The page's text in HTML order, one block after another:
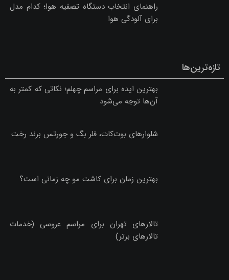
راهنمای انتخاب دستگاه تصفیه هوا؛ کدام مدل
برای آلودگی هوا
تازه‌ترین‌ها
بهترین ایده برای مراسم چهلم؛ نکاتی که کمتر به
آن‌ها توجه می‌شود
شلوارهای بوت‌کات، فلر بگ و جورتس برند رخت
بهترین زمان برای کاشت مو چه زمانی است؟
تالارهای تهران برای مراسم عروسی (خدمات
تالارهای برتر)